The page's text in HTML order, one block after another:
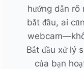
hướng dẫn rõ
bắt đầu, ai
Bắt đầu xử lý
của bạn